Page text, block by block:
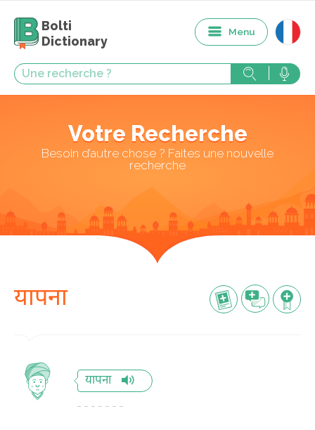
Bolti
Dictionary
Menu
Votre Recherche
Besoin d’autre chose ? Faites une nouvelle
recherche
यापना
यापना